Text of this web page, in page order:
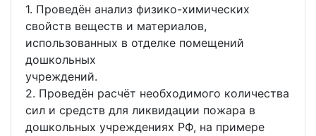
1. Проведён анализ физико-химических
свойств веществ и материалов,
использованных в отделке помещений
дошкольных
учреждений.
2. Проведён расчёт необходимого количества
сил и средств для ликвидации пожара в
дошкольных учреждениях РФ, на примере